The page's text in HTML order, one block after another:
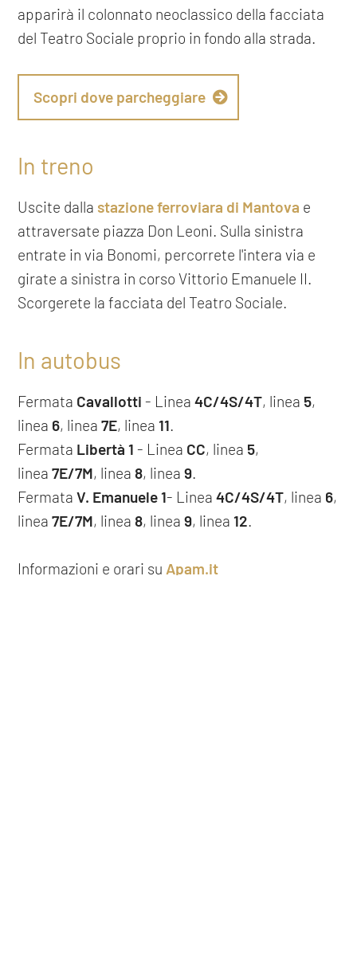
apparirà il colonnato neoclassico della facciata
del Teatro Sociale proprio in fondo alla strada.
Scopri dove parcheggiare
In treno
Uscite dalla stazione ferroviara di Mantova e
attraversate piazza Don Leoni. Sulla sinistra
entrate in via Bonomi, percorrete l'intera via e
girate a sinistra in corso Vittorio Emanuele II.
Scorgerete la facciata del Teatro Sociale.
In autobus
Fermata Cavallotti - Linea4C/4S/4T, linea 5,
linea 6, linea7E, linea 11.
Fermata Libertà 1 - Linea CC, linea 5,
linea7E/7M, linea 8, linea9.
FermataV. Emanuele 1- Linea4C/4S/4T, linea 6,
linea7E/7M, linea 8, linea9, linea 12.
Informazioni e orari su Apam.it